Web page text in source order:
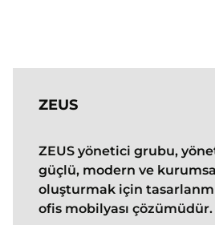
ZEUS
ZEUS yönetici grubu,
güçlü, modern ve
oluşturmak için
ofis mobilyası çözümüdür.